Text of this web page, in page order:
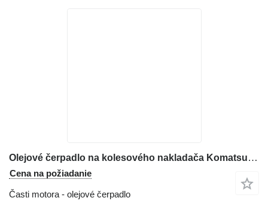
Olejové čerpadlo na kolesového nakladača Komatsu WA430
Cena na požiadanie
Časti motora - olejové čerpadlo